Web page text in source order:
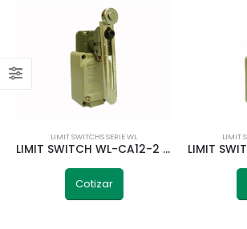
LIMIT SWITCHS SERIE WL
LIMIT SWITCH WL-CA12-2 BRAZO AJUSTABLE CON RUEDA TELETRIC
Cotizar
LIMIT